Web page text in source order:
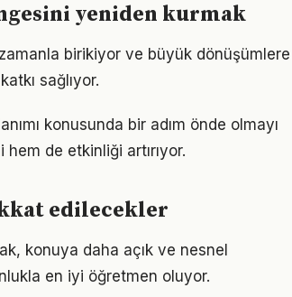
yeniden kurmak
birikiyor ve büyük dönüşümlere
sağlıyor.
konusunda bir adım önde olmayı
de etkinliği artırıyor.
edilecekler
konuya daha açık ve nesnel
en iyi öğretmen oluyor.